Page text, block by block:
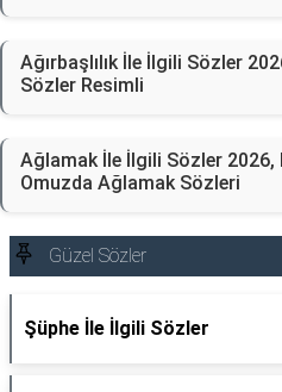
Ağırbaşlılık İle İlgili Sözler
Sözler Resimli
Ağlamak İle İlgili Sözler 2026,
Omuzda Ağlamak Sözleri
Güzel Sözler
Şüphe İle İlgili Sözler